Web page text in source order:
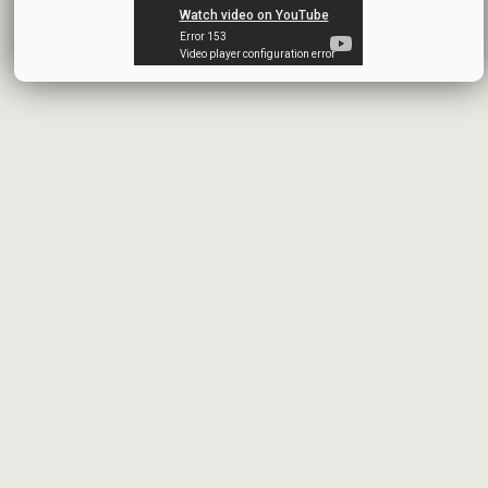
البيانات المالية النهائية عن العام 2025
شركة سيريتل موبايل تيليكوم
2026-07-12